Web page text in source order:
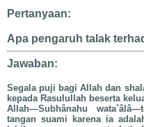
Pertanyaan:
Apa pengaruh talak
Jawaban:
Segala puji bagi Allah dan
kepada Rasulullah beserta
Allah—Subhânahu
tangan suami karena ia